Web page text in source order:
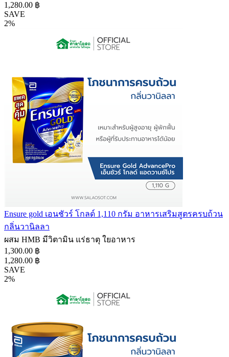
1,280.00 ฿
SAVE
2%
Ensure gold เอนชัวร์ โกลด์ 1,110 กรัม อาหารเสริมสูตรครบถ้วน
กลิ่นวานิลลา
ผสม HMB มีวิตามิน แร่ธาตุ ใยอาหาร
1,300.00 ฿
1,280.00 ฿
SAVE
2%